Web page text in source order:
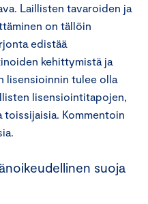
Laillisten tavaroiden ja
on tällöin
edistää
kehittymistä ja
lisensioinnin tulee olla
lisensiointitapojen,
Kommentoin
suoja